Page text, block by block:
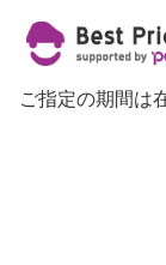
ご指定の期間は